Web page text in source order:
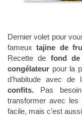
Dernier volet pour
fameuxtajine de
Recette de fond de
congélateur pour la
d’habitude avec de
confits. Pas
transformer avec
facile, mais c’est